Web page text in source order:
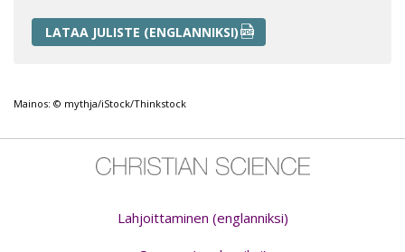
LATAA JULISTE (ENGLANNIKSI)
Mainos: © mythja/iStock/Thinkstock
Lahjoittaminen (englanniksi)